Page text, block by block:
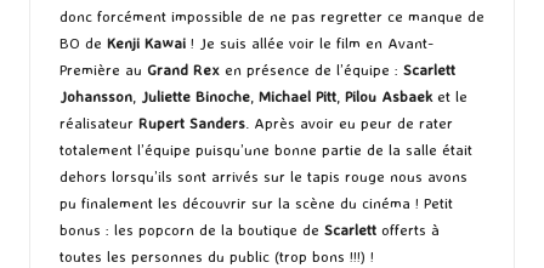
donc forcément impossible de ne pas regretter ce manque de
BO de Kenji Kawai ! Je suis allée voir le film en Avant-
Première au Grand Rex en présence de l’équipe : Scarlett
Johansson
Juliette Binoche Michael Pitt Pilou Asbaek et le
réalisateur Rupert Sanders . Après avoir eu peur de rater
totalement l’équipe puisqu’une bonne partie de la salle était
dehors lorsqu’ils sont arrivés sur le tapis rouge nous avons
pu finalement les découvrir sur la scène du cinéma ! Petit
bonus : les popcorn de la boutique de Scarlett offerts à
toutes les personnes du public (trop bons !!!) !